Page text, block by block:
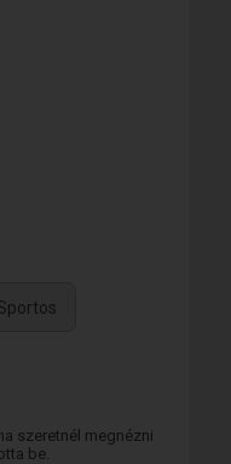
szeretnél megnézni
be.